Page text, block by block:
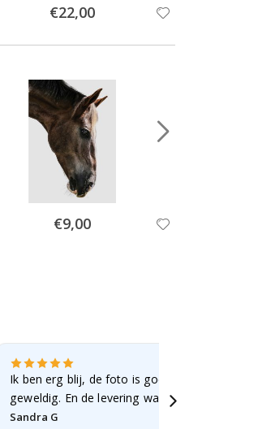
Special
Price
€22,00
Special
Price
€9,00
Ik ben erg blij, de foto is goed gelukt en de
geweldig. En de levering was snel.
Sandra G